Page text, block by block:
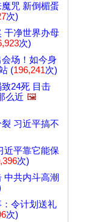
咒 新倒楣蛋
次)
干净世界办母
次)
场！如今身
(196,241次)
24死 目击
么近 🖼️
习近平搞不
近平靠它能保
次)
中共内斗高潮
令计划送礼
次)